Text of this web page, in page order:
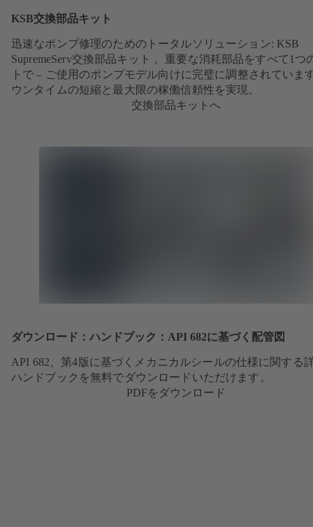
KSB交換部品キット
迅速なポンプ修理のためのトータルソリューション: KSB
SupremeServ交換部品キット 。重要な消耗部品をすべて1つ
トで – ご使用のポンプモデル向けに完璧に調整されていま
ウンタイムの短縮と最大限の稼働信頼性を実現。
交換部品キットへ
ダウンロード：ハンドブック：API 682に基づく配管図
API 682、第4版に基づくメカニカルシールの仕様に関する
ハンドブックを無料でダウンロードいただけます。
PDFをダウンロード